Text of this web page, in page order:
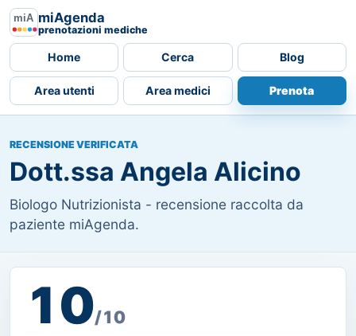
miAgenda
prenotazioni mediche
Home Cerca Blog
Area utenti Area medici Prenota
RECENSIONE VERIFICATA
Dott.ssa Angela Alicino
Biologo Nutrizionista - recensione raccolta da
paziente miAgenda.
10/10